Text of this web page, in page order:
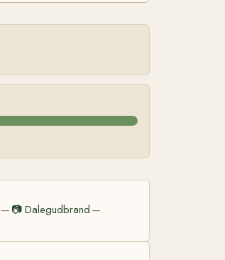
— 📷Dalegudbrand —